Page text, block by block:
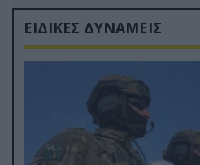
ΕΙΔΙΚΕΣ ΔΥΝΑΜΕΙΣ